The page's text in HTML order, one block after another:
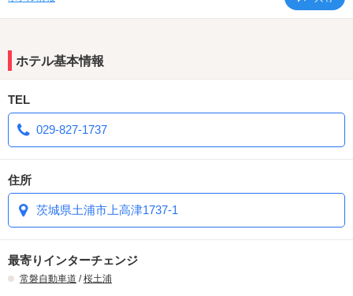
ホテル基本情報
TEL
029-827-1737
住所
茨城県土浦市上高津1737-1
最寄りインターチェンジ
常磐自動車道 /桜土浦